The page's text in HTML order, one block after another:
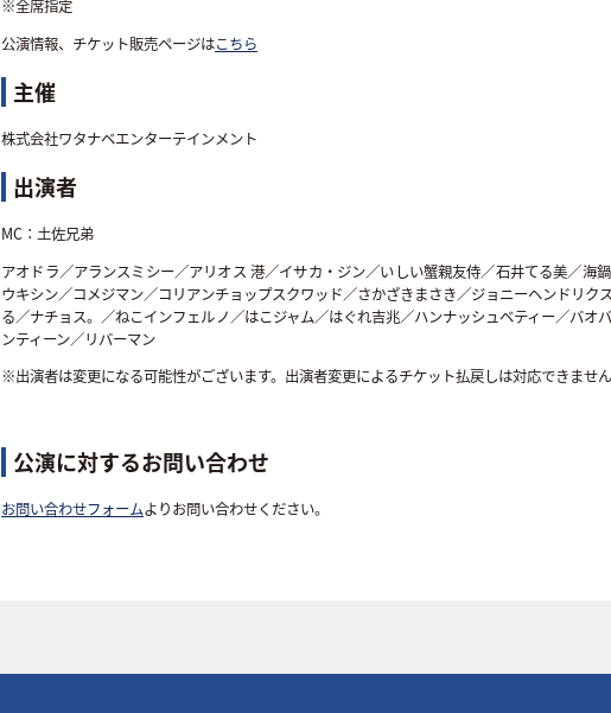
※全席指定
公演情報、チケット販売ページはこちら
主催
株式会社ワタナベエンターテインメント
出演者
MC：土佐兄弟
アオドラ／アランスミシー／アリオス 港／イサカ・ジン／いしい蟹親友侍／石井てる美／海
ウキシン／コメジマン／コリアンチョップスクワッド／さかざきまさき／ジョニーヘンドリ
る／ナチョス。／ねこインフェルノ／はこジャム／はぐれ吉兆／ハンナッシュベティー／バ
ンティーン／リバーマン
※出演者は変更になる可能性がございます。出演者変更によるチケット払戻しは対応できませ
公演に対するお問い合わせ
お問い合わせフォームよりお問い合わせください。